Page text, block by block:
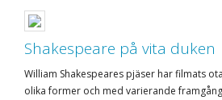
Shakespeare på vita duken
William Shakespeares pjäser har filmats
olika former och med varierande